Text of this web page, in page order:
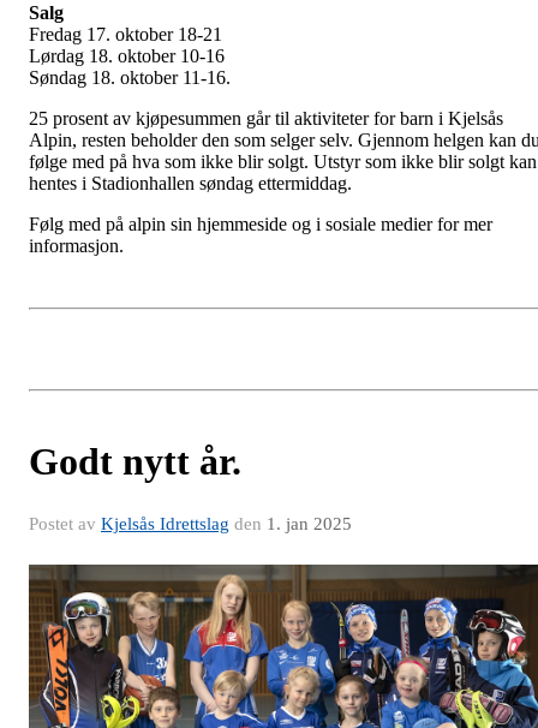
Salg
Fredag 17. oktober 18-21
Lørdag 18. oktober 10-16
Søndag 18. oktober 11-16.
25 prosent av kjøpesummen går til aktiviteter for barn i Kjelsås
Alpin, resten beholder den som selger selv. Gjennom helgen kan
følge med på hva som ikke blir solgt. Utstyr som ikke blir solgt kan
hentes i Stadionhallen søndag ettermiddag.
Følg med på alpin sin hjemmeside og i sosiale medier for mer
informasjon.
Godt nytt år.
Postet av Kjelsås Idrettslag den 1. jan 2025